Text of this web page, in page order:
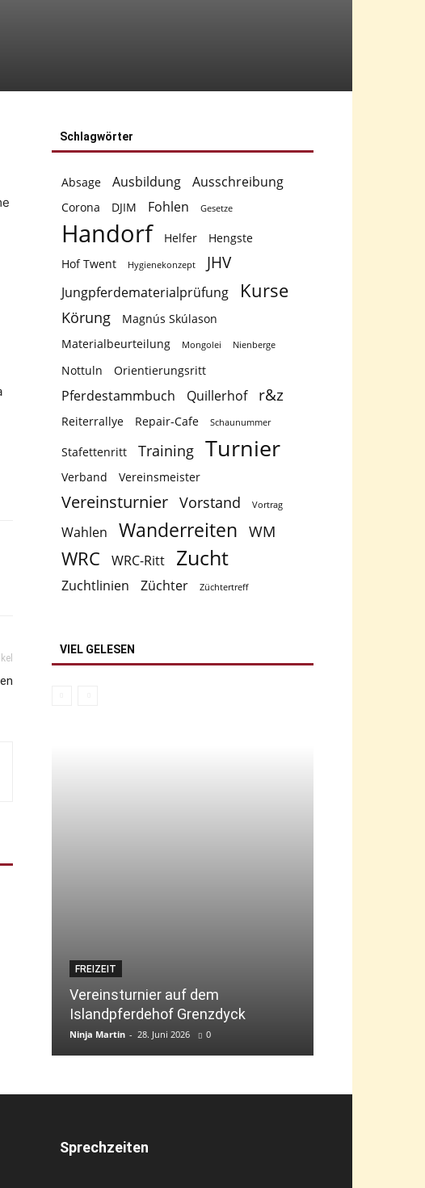
Schlagwörter
Absage Ausbildung Ausschreibung
Corona DJIM Fohlen Gesetze
Handorf Helfer
Hengste
Hof Twent
Hygienekonzept JHV
Jungpferdematerialprüfung Kurse
Körung
Magnús Skúlason
Materialbeurteilung
Mongolei Nienberge
Nottuln Orientierungsritt
Pferdestammbuch Quillerhof r&z
Reiterrallye Repair-Cafe Schaunummer
Stafettenritt Training Turnier
Verband Vereinsmeister
Vereinsturnier Vorstand Vortrag
Wahlen Wanderreiten WM
WRC WRC-Ritt Zucht
Zuchtlinien Züchter Züchtertreff
VIEL GELESEN
FREIZEIT
Vereinsturnier auf dem
Islandpferdehof Grenzdyck
Ninja Martin - 28. Juni 2026 0
Sprechzeiten